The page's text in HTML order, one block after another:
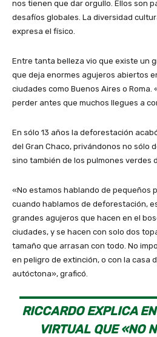
nos tienen que dar orgullo. Ellos son
desafíos globales. La diversidad
expresa el físico.
Entre tanta belleza vio que existe un
que deja enormes agujeros abiertos
ciudades como Buenos Aires o Roma.
perder antes que muchos llegues a
En sólo 13 años la deforestación
del Gran Chaco, privándonos no sólo
sino también de los pulmones verdes
«No estamos hablando de pequeños
cuando hablamos de deforestación,
grandes agujeros que hacen en el
ciudades, y se hacen con solo dos
tamaño que arrasan con todo. No
en peligro de extinción, o con la casa
autóctona», graficó.
RICCARDO EXPLICA
VIRTUAL QUE «NO